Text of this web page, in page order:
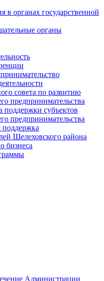
в органах государственной
органы
совета по развитию
предпринимательства
поддержки субъектов
предпринимательства
Шелеховского района
бизнеса
Администрации